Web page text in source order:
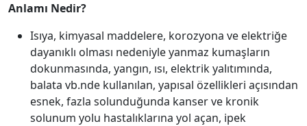
Anlamı Nedir?
Isıya, kimyasal maddelere, korozyona ve elektriğe
dayanıklı olması nedeniyle yanmaz kumaşların
dokunmasında, yangın, ısı, elektrik yalıtımında,
balata vb.nde kullanılan, yapısal özellikleri açısından
esnek, fazla solunduğunda kanser ve kronik
solunum yolu hastalıklarına yol açan, ipek